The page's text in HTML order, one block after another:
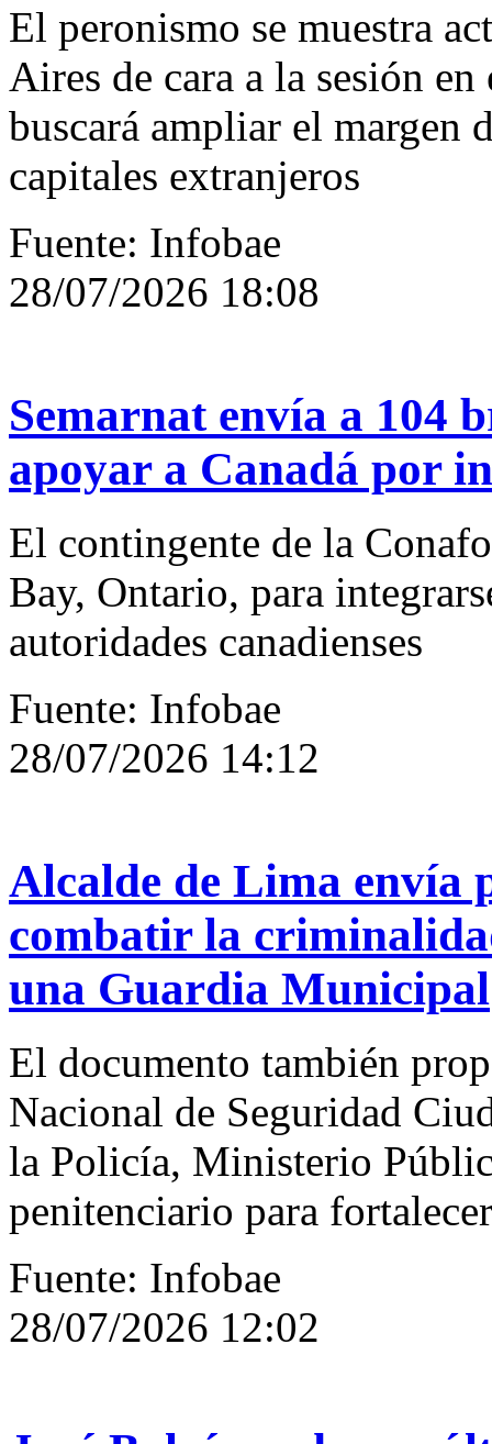
El peronismo se muestra
Aires de cara a la sesión
buscará ampliar el margen
capitales extranjeros
Fuente: Infobae
28/07/2026 18:08
Semarnat envía a 104
apoyar a Canadá por
El contingente de la
Bay, Ontario, para
autoridades canadienses
Fuente: Infobae
28/07/2026 14:12
Alcalde de Lima envía
combatir la
una Guardia Municipal
El documento también
Nacional de Seguridad
la Policía, Ministerio
penitenciario para
Fuente: Infobae
28/07/2026 12:02